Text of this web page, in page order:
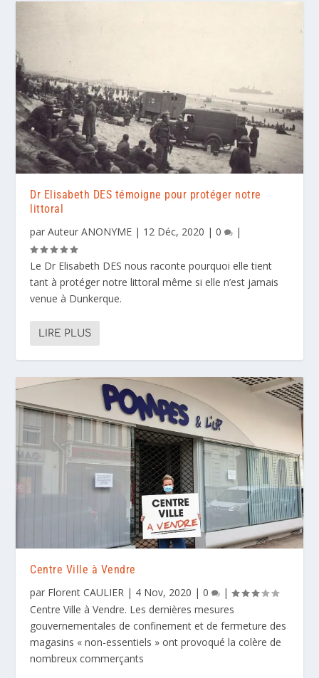
Dr Elisabeth DES témoigne pour protéger notre
littoral
parAuteur ANONYME | 12 Déc, 2020 |0 |
Le Dr Elisabeth DES nous raconte pourquoi elle tient
tant à protéger notre littoral même si elle n’est jamais
venue à Dunkerque.
LIRE PLUS
Centre Ville à Vendre
par Florent CAULIER | 4 Nov, 2020 |0
|
Centre Ville à Vendre. Les dernières mesures
gouvernementales de confinement et de fermeture des
magasins « non-essentiels » ont provoqué la colère de
nombreux commerçants